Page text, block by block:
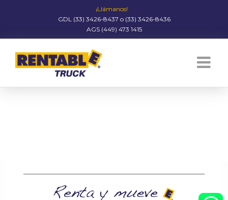
¡Llámanos!
GDL (33) 3426-8437 o (33) 3426-8436
AGS (449) 473 1415